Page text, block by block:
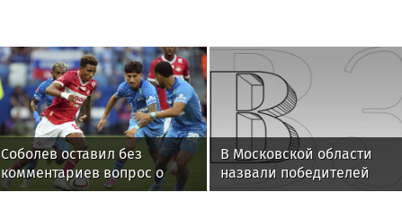
Соболев оставил без
комментариев вопрос о
шансах "Спартака" на
В Московской области
назвали победителей
окружного этапа игры